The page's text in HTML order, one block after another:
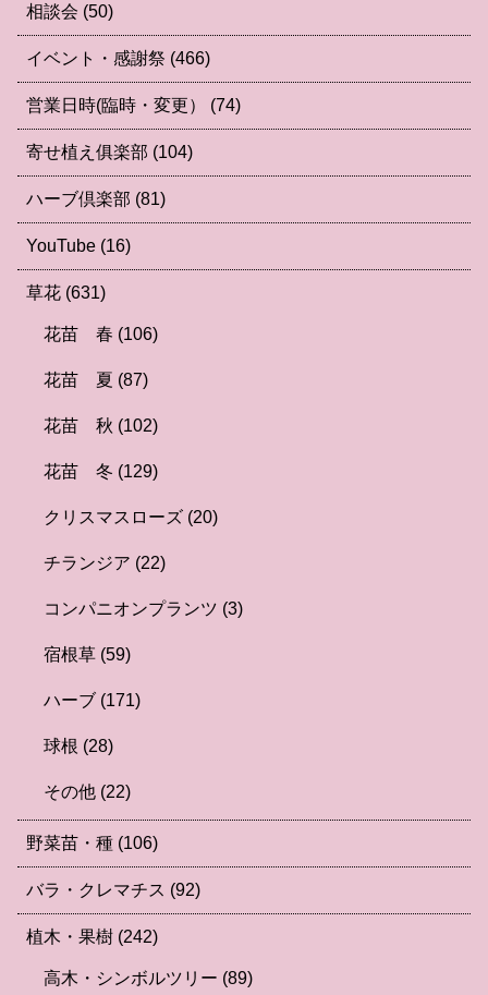
相談会 (50)
イベント・感謝祭 (466)
営業日時(臨時・変更） (74)
寄せ植え俱楽部 (104)
ハーブ倶楽部 (81)
YouTube (16)
草花 (631)
花苗 春 (106)
花苗 夏 (87)
花苗 秋 (102)
花苗 冬 (129)
クリスマスローズ (20)
チランジア (22)
コンパニオンプランツ (3)
宿根草 (59)
ハーブ (171)
球根 (28)
その他 (22)
野菜苗・種 (106)
バラ・クレマチス (92)
植木・果樹 (242)
高木・シンボルツリー (89)